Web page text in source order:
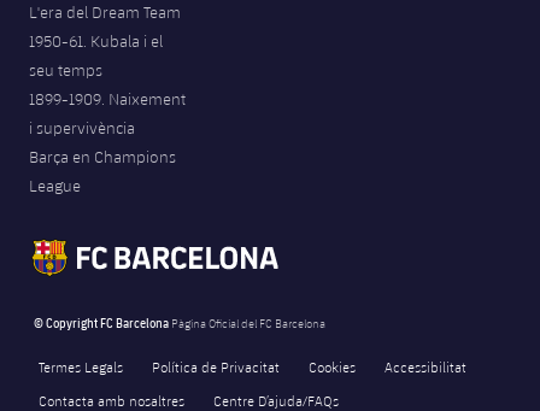
L'era del Dream Team
1950-61. Kubala i el
seu temps
1899-1909. Naixement
i supervivència
Barça en Champions
League
© Copyright FC Barcelona Pàgina Oficial del FC Barcelona
Termes Legals Política de Privacitat Cookies
Accessibilitat
Contacta amb nosaltres
Centre D’ajuda/FAQs